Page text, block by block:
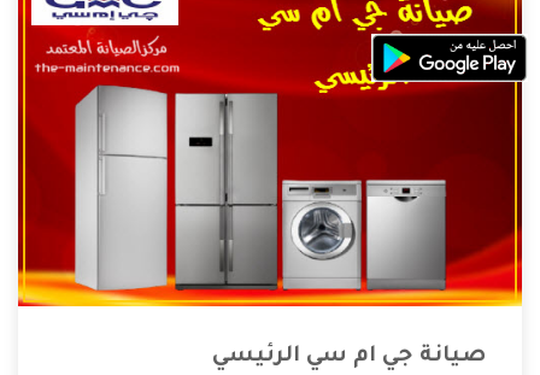
صيانة جي ام سي الرئيسي